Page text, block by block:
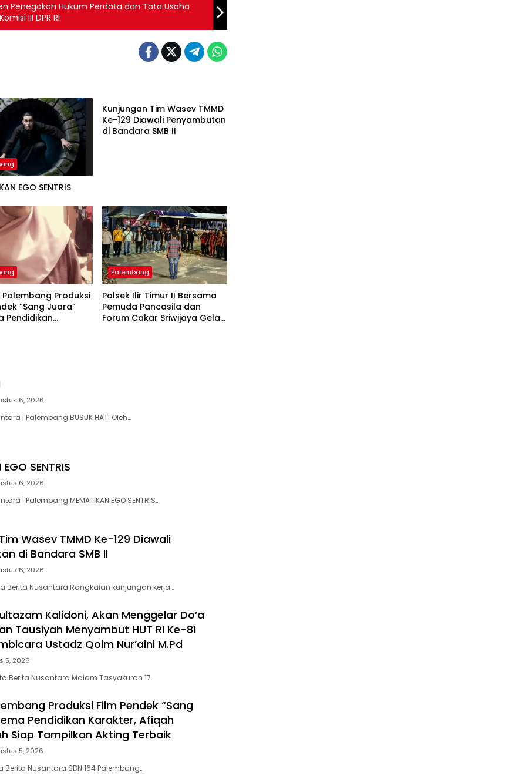
Komisi III DPR RI
EGO SENTRIS
Kunjungan Tim Wasev TMMD
Ke-129 Diawali Penyambutan
di Bandara SMB II
Palembang Produksi
“Sang Juara”
Pendidikan
Palembang
Polsek Ilir Timur II Bersama
Pemuda Pancasila dan
Forum Cakar Sriwijaya Gelar
6, 2026
| Palembang BUSUK HATI Oleh…
SENTRIS
6, 2026
| Palembang MEMATIKAN EGO SENTRIS…
Wasev TMMD Ke-129 Diawali
di Bandara SMB II
6, 2026
Berita Nusantara Rangkaian kunjungan kerja…
Kalidoni, Akan Menggelar Do’a
Tausiyah Menyambut HUT RI Ke-81
Ustadz Qoim Nur’aini M.Pd
5, 2026
Berita Nusantara Malam Tasyakuran 17…
Produksi Film Pendek “Sang
Pendidikan Karakter, Afiqah
Siap Tampilkan Akting Terbaik
5, 2026
Berita Nusantara SDN 164 Palembang…